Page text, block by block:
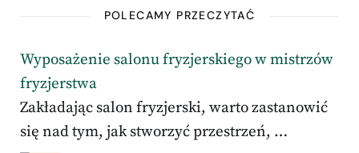
POLECAMY PRZECZYTAĆ
Wyposażenie salonu fryzjerskiego w mistrzów
fryzjerstwa
Zakładając salon fryzjerski, warto zastanowić
się nad tym, jak stworzyć przestrzeń, …